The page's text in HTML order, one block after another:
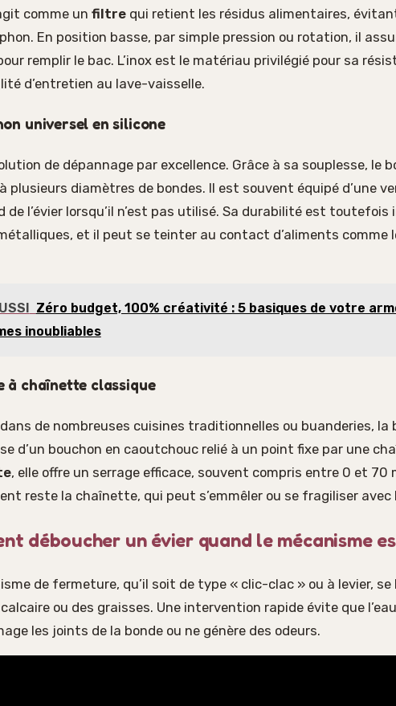
comme un filtre qui retient les résidus alimentaires,
En position basse, par simple pression ou rotation, il
remplir le bac. L’inox est le matériau privilégié pour sa
d’entretien au lave-vaisselle.
universel en silicone
de dépannage par excellence. Grâce à sa souplesse, le
plusieurs diamètres de bondes. Il est souvent équipé d’une
de l’évier lorsqu’il n’est pas utilisé. Sa durabilité est toutefois
et il peut se teinter au contact d’aliments comme
Zéro budget, 100% créativité : 5 basiques de votre
inoubliables
à chaînette classique
de nombreuses cuisines traditionnelles ou buanderies,
d’un bouchon en caoutchouc relié à un point fixe par une
, elle offre un serrage efficace, souvent compris entre 0 et 70
reste la chaînette, qui peut s’emmêler ou se fragiliser avec
déboucher un évier quand le mécanisme
de fermeture, qu’il soit de type « clic-clac » ou à levier,
ou des graisses. Une intervention rapide évite que
les joints de la bonde ou ne génère des odeurs.